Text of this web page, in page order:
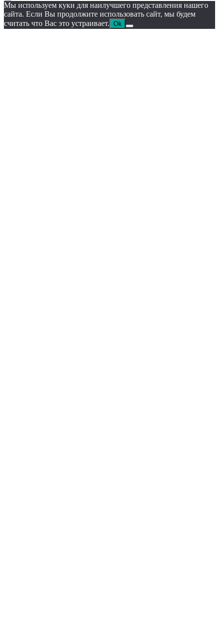
Мы используем куки для наилучшего представления нашего
сайта. Если Вы продолжите использовать сайт, мы будем
считать что Вас это устраивает. Ok